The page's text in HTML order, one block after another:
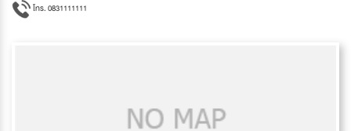
โทร. 0831111111